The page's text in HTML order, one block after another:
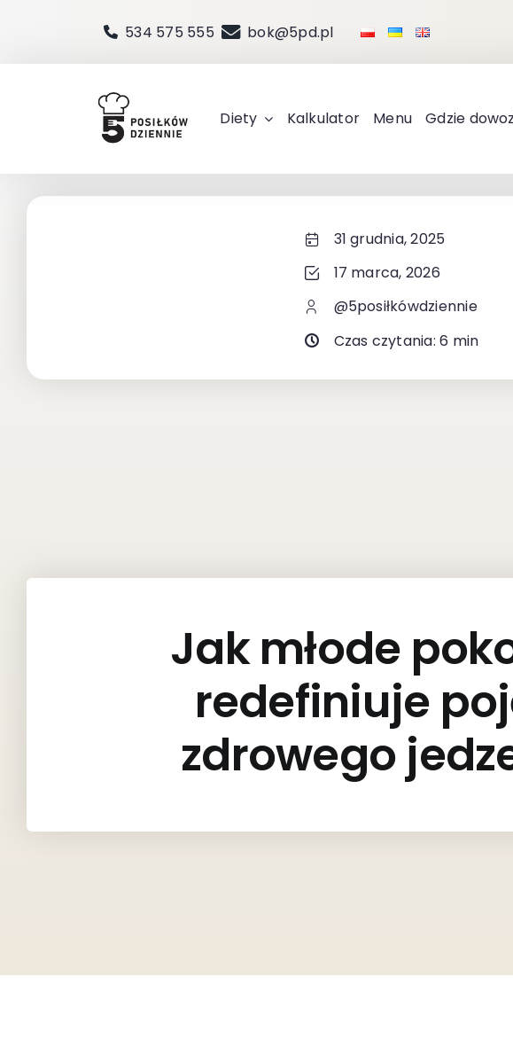
zawartości
534 575 555 bok@5pd.pl
Diety Kalkulator Menu Gdzie
31 grudnia, 2025
17 marca, 2026
@5posiłkówdziennie
Czas czytania: 6 min
Jak młode
redefiniuje
zdrowego